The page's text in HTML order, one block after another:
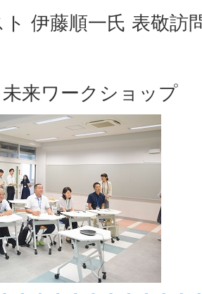
ト 伊藤順一氏 表敬訪
未来ワークショップ